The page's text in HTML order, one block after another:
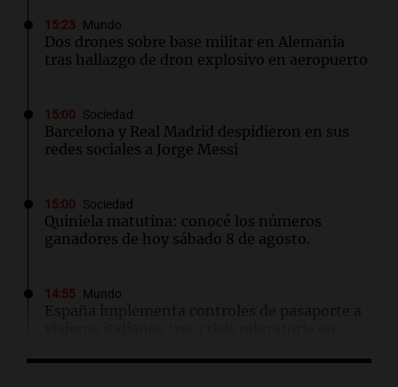
15:23 Mundo
Dos drones sobre base militar en Alemania
tras hallazgo de dron explosivo en aeropuerto
15:00 Sociedad
Barcelona y Real Madrid despidieron en sus
redes sociales a Jorge Messi
15:00 Sociedad
Quiniela matutina: conocé los números
ganadores de hoy sábado 8 de agosto.
14:55 Mundo
España implementa controles de pasaporte a